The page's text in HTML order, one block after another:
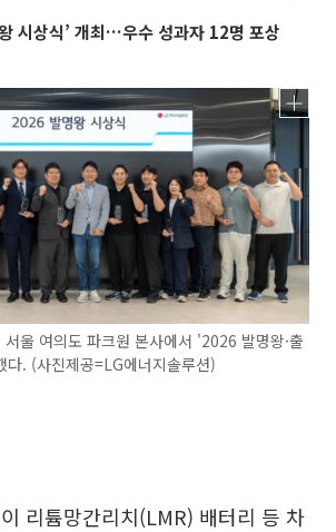
시상식’ 개최…우수 성과자 12명 포상
울 여의도 파크원 본사에서 '2026 발명왕·출
다. (사진제공=LG에너지솔루션)
리튬망간리치(LMR) 배터리 등 차